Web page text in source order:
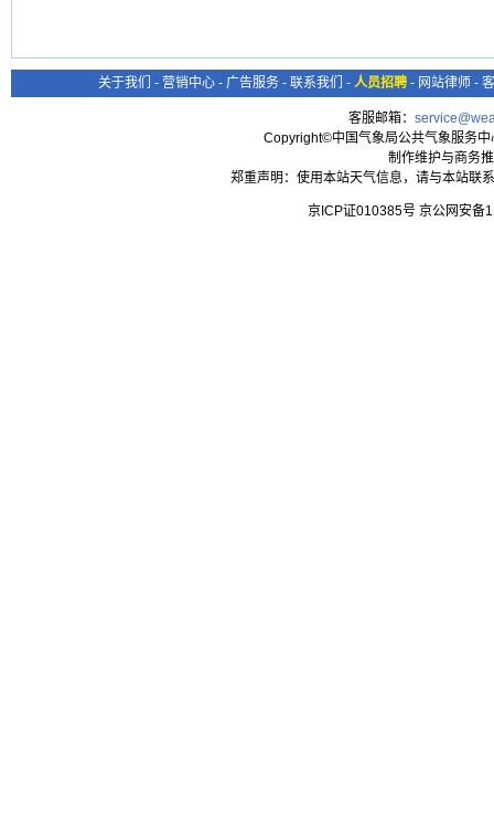
关于我们 - 营销中心 - 广告服务 - 联系我们 - 人员招聘 - 网站律师 -
客服邮箱：
Copyright©中国气象局公共气象服务
制作维护与商务
郑重声明：使用本站天气信息，请与本站联
京ICP证010385号 京公网安备